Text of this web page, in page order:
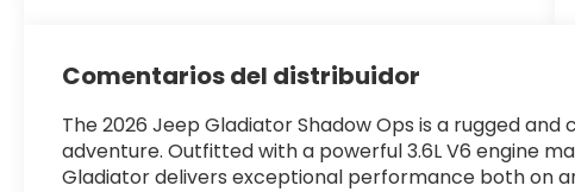
Comentarios del distribuidor
The 2026 Jeep Gladiator Shadow Ops is a rugged
adventure. Outfitted with a powerful 3.6L V6 engine
Gladiator delivers exceptional performance both on